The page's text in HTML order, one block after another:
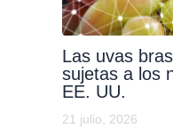
Las uvas
sujetas a los
EE. UU.
21 julio, 2026